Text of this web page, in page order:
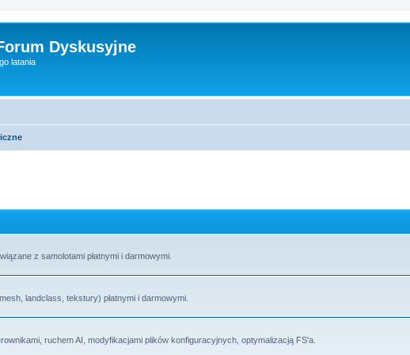
Dyskusyjne
latania
z samolotami płatnymi i darmowymi.
landclass, tekstury) płatnymi i darmowymi.
ruchem AI, modyfikacjami plików konfiguracyjnych, optymalizacją FS'a.